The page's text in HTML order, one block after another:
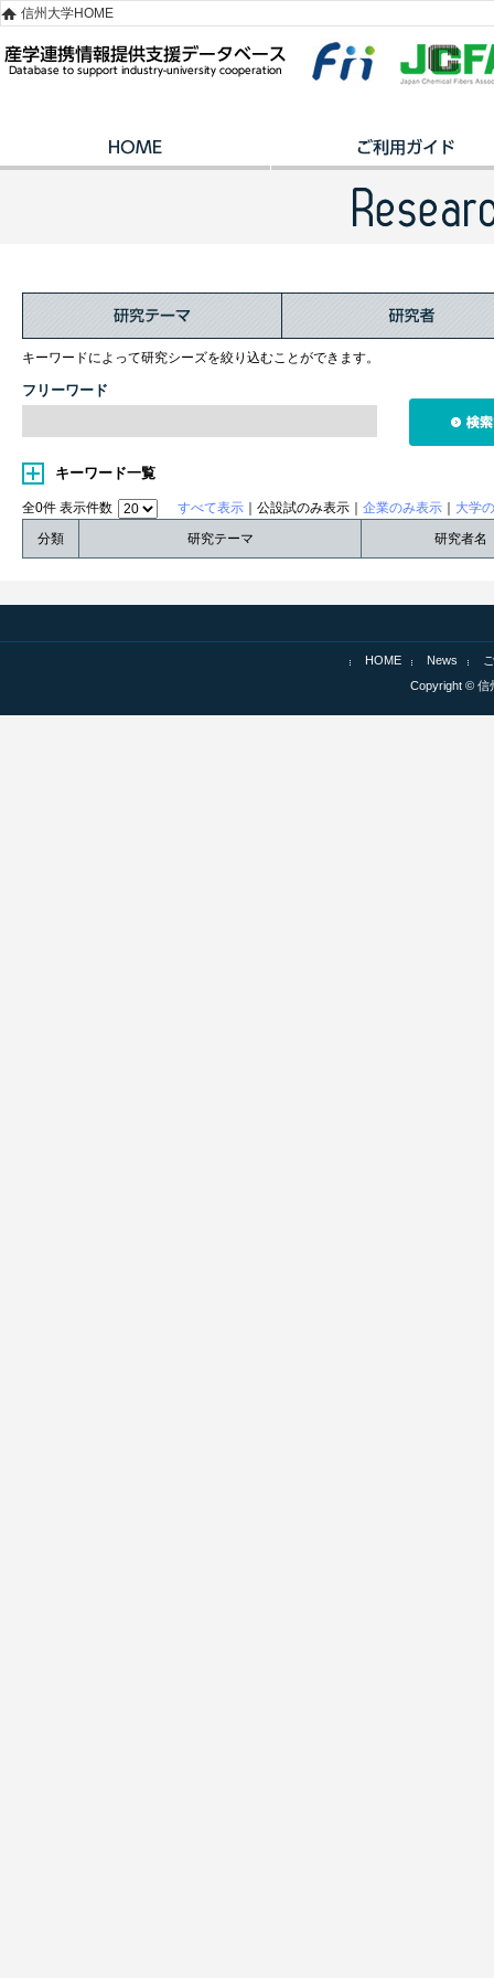
信州大学HOME
キーワードによって研究シーズを絞り込むことができます。
フリーワード
キーワード一覧
全0件 表示件数 すべて表示 ｜公設試のみ表示｜ 企業のみ表示
大学
分類
研究テーマ 研究者名
HOME News
Copyright © 信